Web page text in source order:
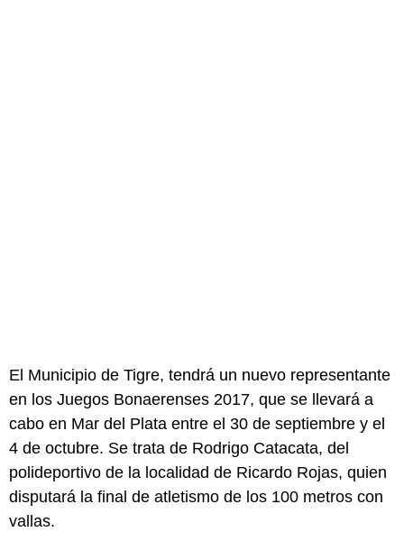
El Municipio de Tigre, tendrá un nuevo representante
en los Juegos Bonaerenses 2017, que se llevará a
cabo en Mar del Plata entre el 30 de septiembre y el
4 de octubre. Se trata de Rodrigo Catacata, del
polideportivo de la localidad de Ricardo Rojas, quien
disputará la final de atletismo de los 100 metros con
vallas.